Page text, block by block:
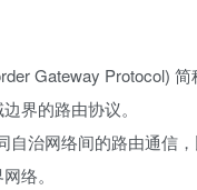
Gateway Protocol) 简
界的路由协议。
自治网络间的路由通信
络。